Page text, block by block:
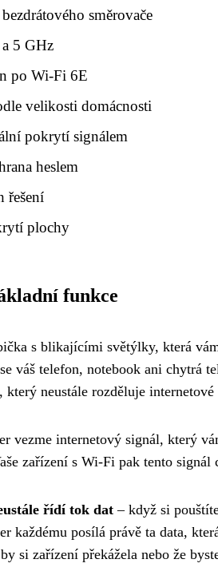
směrovače
5 GHz
po Wi-Fi 6E
velikosti domácnosti
pokrytí signálem
heslem
řešení
plochy
funkce
s blikajícími světýlky, která
váš telefon, notebook ani chytrá
neustále rozděluje
vezme internetový signál, který
zařízení s Wi-Fi pak tento signál
řídí tok dat – když si
každému posílá právě ta data,
si zařízení překážela nebo že